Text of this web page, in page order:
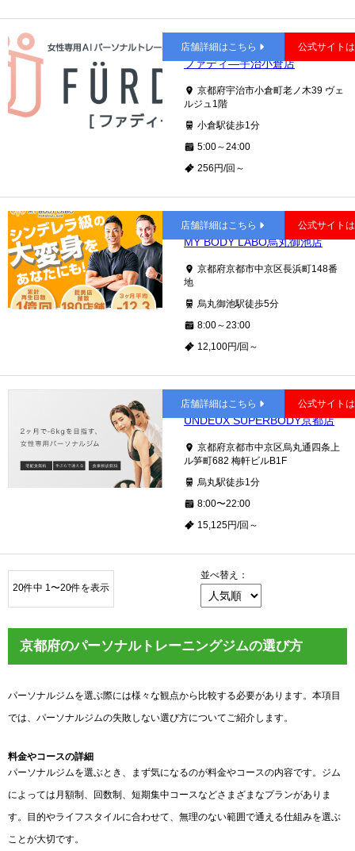
小倉
ファディ―宇治小倉店
京都府宇治市小倉町老ノ木39 ヴェ
ルジュ1階
小倉駅徒歩1分
5:00～24:00
256円/回～
店舗詳細はこちら 公式サイト
烏丸御池
MY BODY LABO烏丸御池店
京都府京都市中京区長浜町148番
地
烏丸御池駅徒歩5分
8:00～23:00
12,100円/回～
店舗詳細はこちら 公式サイト
四条
UNDEUX SUPERBODY京都店
京都府京都市中京区烏丸通四条上
ル笋町682 梅軒ビルB1F
烏丸駅徒歩1分
8:00〜22:00
15,125円/回～
店舗詳細はこちら 公式サイト
20件中 1〜20件を表示
並べ替え：
京都府のパーソナルトレーニングジムの選び方
パーソナルジムを選ぶ際には様々な観点から比較する必要があります。本項目
では、パーソナルジムの失敗しない選び方についてご紹介します。
料金やコースの詳細
パーソナルジムを選ぶとき、まず気になるのが料金やコースの内容です。ジム
によっては月額制、回数制、短期集中コースなどさまざまなプランがありま
す。目的やライフスタイルに合わせて、無理のない範囲で通える仕組みを選ぶ
ことが大切です。